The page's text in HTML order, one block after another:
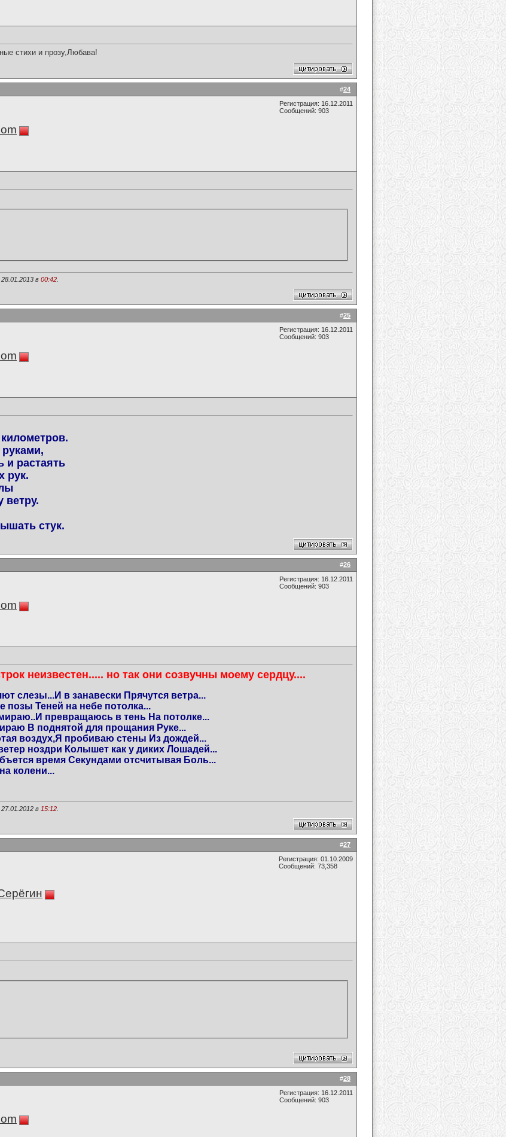
стихи и прозу,Любава!
#24
Регистрация: 16.12.2011
Сообщений: 903
в 00:42
#25
Регистрация: 16.12.2011
Сообщений: 903
и растаять
рук.
ветру.
стук.
#26
Регистрация: 16.12.2011
Сообщений: 903
неизвестен..... но так они созвучны моему сердцу....
слезы...И в занавески Прячутся ветра...
позы Теней на небе потолка...
превращаюсь в тень На потолке...
В поднятой для прощания Руке...
воздух,Я пробиваю стены Из дождей...
ноздри Колышет как у диких Лошадей...
время Секундами отсчитывая Боль...
колени...
в 15:12
#27
Регистрация: 01.10.2009
Сообщений: 73,358
#28
Регистрация: 16.12.2011
Сообщений: 903